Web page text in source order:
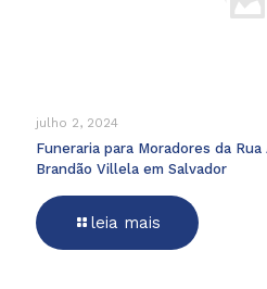
julho 2, 2024
Funeraria para Moradores da
Brandão Villela em Salvador
leia mais